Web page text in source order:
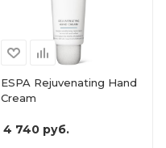
ESPA Rejuvenating Hand
Cream
4 740руб.